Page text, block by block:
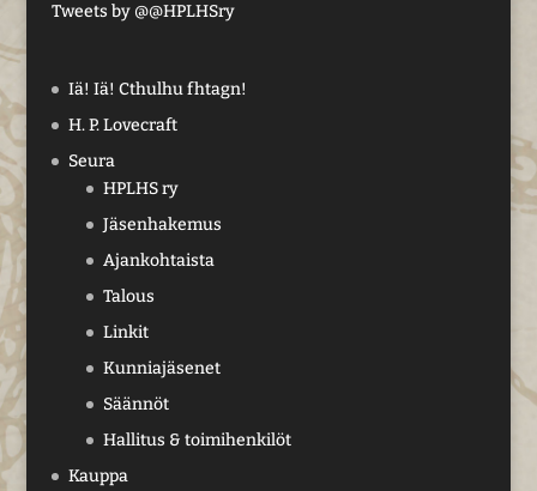
Tweets by @@HPLHSry
Iä! Iä! Cthulhu fhtagn!
H. P. Lovecraft
Seura
HPLHS ry
Jäsenhakemus
Ajankohtaista
Talous
Linkit
Kunniajäsenet
Säännöt
Hallitus & toimihenkilöt
Kauppa